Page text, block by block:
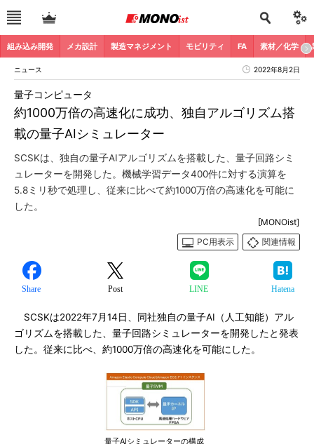
組み込み開発 メカ設計 製造マネジメント モビリティ FA 素材／化学
ニュース 2022年8月2日
約1000万倍の高速化に成功、独自アルゴリズム搭
載の量子AIシミュレーター
量子コンピュータ
SCSKは、独自の量子AIアルゴリズムを搭載した、量子回路シミ
ュレーターを開発した。機械学習データ400件に対する演算を
5.8ミリ秒で処理し、従来に比べて約1000万倍の高速化を可能に
した。
[MONOist]
PC用表示
関連情報
Share Post LINE Hatena
SCSKは2022年7月14日、同社独自の量子AI（人工知能）アル
ゴリズムを搭載した、量子回路シミュレーターを開発したと発表
した。従来に比べ、約1000万倍の高速化を可能にした。
量子AIシミュレーターの構成